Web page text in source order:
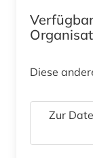
Diese
Zur